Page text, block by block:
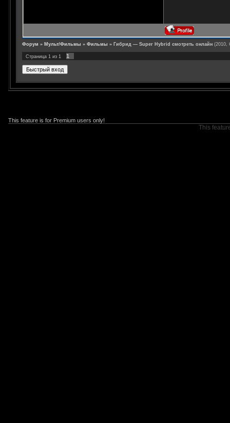
Форум » Мульт/Фильмы » Фильмы » Гибрид — Super Hybrid смотреть онлайн (2010,
Страница 1 из 1 1
This feature is for Premium users only!
This